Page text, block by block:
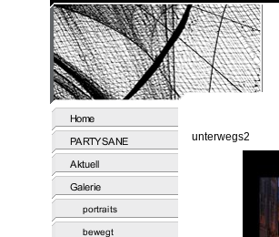
unterwegs2